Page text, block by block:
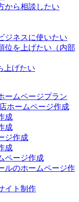
から相談したい
ジネスに使いたい
位を上げたい（内部
上げたい
ームページプラン
ホームページ作成
成
成
ジ作成
成
ページ作成
ルのホームページ作
イト制作